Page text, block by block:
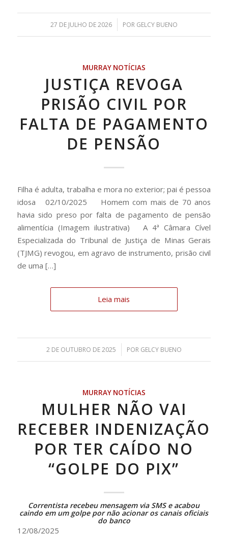
27 DE JULHO DE 2026
/ POR GELCY BUENO
MURRAY NOTÍCIAS
JUSTIÇA REVOGA
PRISÃO CIVIL POR
FALTA DE PAGAMENTO
DE PENSÃO
Filha é adulta, trabalha e mora no exterior; pai é pessoa
idosa 02/10/2025 Homem com mais de 70 anos
havia sido preso por falta de pagamento de pensão
alimentícia (Imagem ilustrativa) A 4ª Câmara Cível
Especializada do Tribunal de Justiça de Minas Gerais
(TJMG) revogou, em agravo de instrumento, prisão civil
de uma […]
Leia mais
2 DE OUTUBRO DE 2025
/ POR GELCY BUENO
MURRAY NOTÍCIAS
MULHER NÃO VAI
RECEBER INDENIZAÇÃO
POR TER CAÍDO NO
“GOLPE DO PIX”
Correntista recebeu mensagem via SMS e acabou
caindo em um golpe por não acionar os canais oficiais
do banco
12/08/2025